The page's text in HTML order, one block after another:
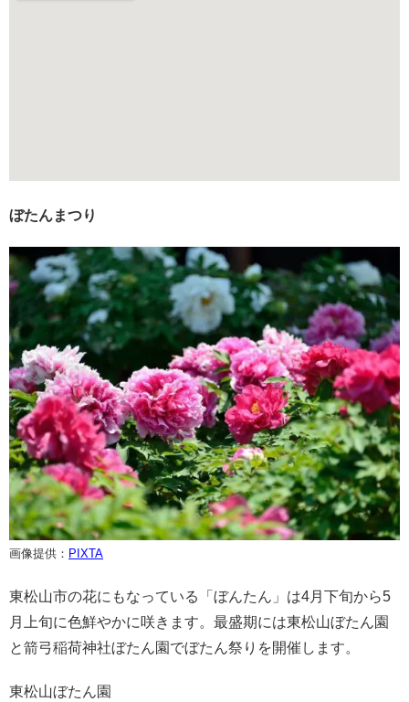
ぼたんまつり
画像提供： PIXTA
東松山市の花にもなっている「ぼんたん」は4月下旬から5
月上旬に色鮮やかに咲きます。最盛期には東松山ぼたん園
と箭弓稲荷神社ぼたん園でぼたん祭りを開催します。
東松山ぼたん園